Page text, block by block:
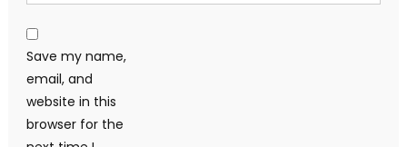
Save my name,
email, and
website in this
browser for the